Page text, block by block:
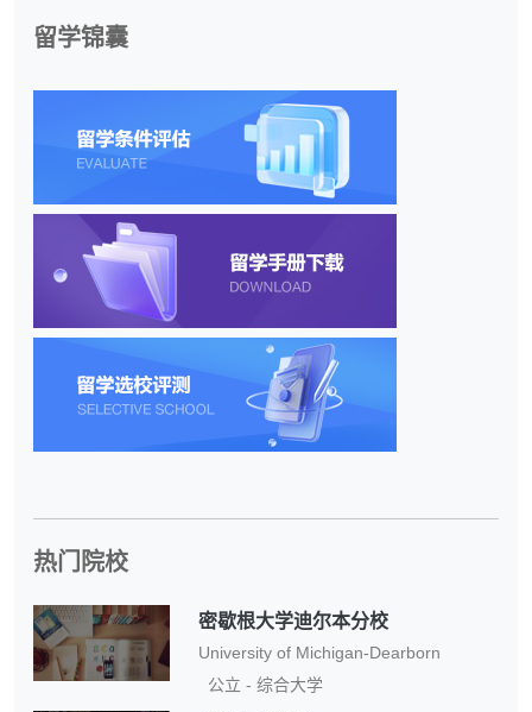
留学锦囊
热门院校
密歇根大学迪尔本分校
University of Michigan-Dearborn
公立 - 综合大学